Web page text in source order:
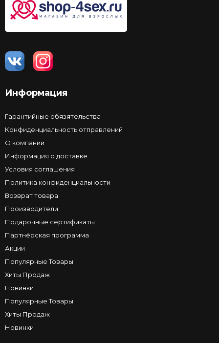
Информация
Гарантийные обязятельства
Конфиденциальность отправлений
О компании
Информация о доставке
Условия соглашения
Политика конфиденциальности
Возврат товара
Производители
Подарочные сертификаты
Партнёрская программа
Акции
Популярные Товары
Хиты Продаж
Новинки
Популярные Товары
Хиты Продаж
Новинки